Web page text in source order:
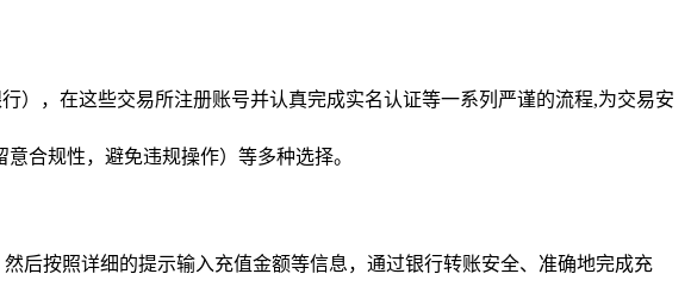
），在这些交易所注册账号并认真完成实名认证等一系列严谨的流程,为交易安
合规性，避免违规操作）等多种选择。
后按照详细的提示输入充值金额等信息，通过银行转账安全、准确地完成充